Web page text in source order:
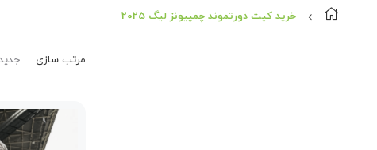
خرید کیت دورتموند چمپیونز لیگ 2025
مرتب‌ سازی: